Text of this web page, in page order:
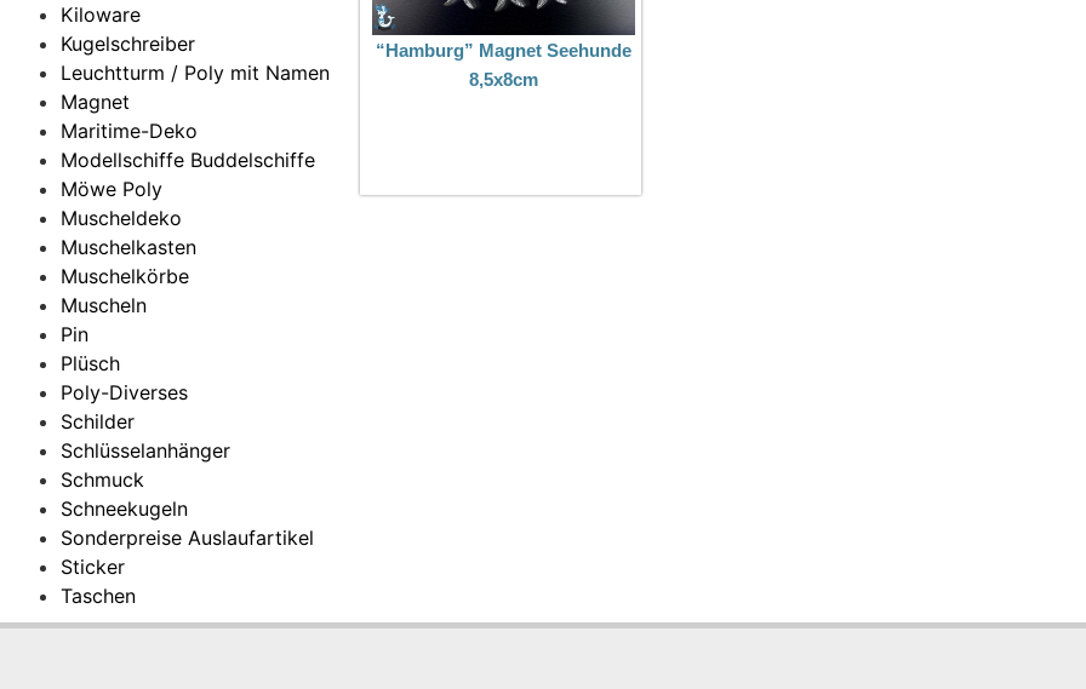
Kiloware
Kugelschreiber
Leuchtturm / Poly mit Namen
Magnet
Maritime-Deko
Modellschiffe Buddelschiffe
Möwe Poly
Muscheldeko
Muschelkasten
Muschelkörbe
Muscheln
Pin
Plüsch
Poly-Diverses
Schilder
Schlüsselanhänger
Schmuck
Schneekugeln
Sonderpreise Auslaufartikel
Sticker
Taschen
“Hamburg” Magnet Seehunde
8,5x8cm